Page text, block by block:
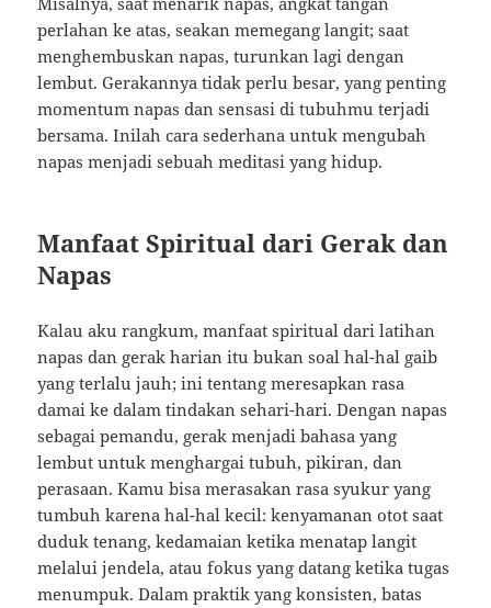
perlahan ke atas, seakan memegang langit; saat
menghembuskan napas, turunkan lagi dengan
lembut. Gerakannya tidak perlu besar, yang penting
momentum napas dan sensasi di tubuhmu terjadi
bersama. Inilah cara sederhana untuk mengubah
napas menjadi sebuah meditasi yang hidup.
Manfaat Spiritual dari Gerak dan
Napas
Kalau aku rangkum, manfaat spiritual dari latihan
napas dan gerak harian itu bukan soal hal-hal gaib
yang terlalu jauh; ini tentang meresapkan rasa
damai ke dalam tindakan sehari-hari. Dengan napas
sebagai pemandu, gerak menjadi bahasa yang
lembut untuk menghargai tubuh, pikiran, dan
perasaan. Kamu bisa merasakan rasa syukur yang
tumbuh karena hal-hal kecil: kenyamanan otot saat
duduk tenang, kedamaian ketika menatap langit
melalui jendela, atau fokus yang datang ketika tugas
menumpuk. Dalam praktik yang konsisten, batas